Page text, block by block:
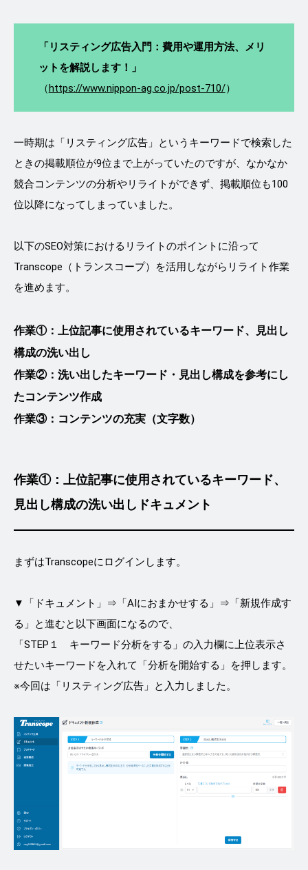
「リスティング広告入門：費用や運用方法、メリ
ットを解説します！」
（https://www.nippon-ag.co.jp/post-710/）
一時期は「リスティング広告」というキーワードで検索した
ときの掲載順位が9位まで上がっていたのですが、なかなか
競合コンテンツの分析やリライトができず、掲載順位も100
位以降になってしまっていました。
以下のSEO対策におけるリライトのポイントに沿って
Transcope（トランスコープ）を活用しながらリライト作業
を進めます。
作業①：上位記事に使用されているキーワード、見出し
構成の洗い出し
作業②：洗い出したキーワード・見出し構成を参考にし
たコンテンツ作成
作業③：コンテンツの充実（文字数）
作業①：上位記事に使用されているキーワード、
見出し構成の洗い出しドキュメント
まずはTranscopeにログインします。
▼「ドキュメント」⇒「AIにおまかせする」⇒「新規作成す
る」と進むと以下画面になるので、
「STEP１ キーワード分析をする」の入力欄に上位表示さ
せたいキーワードを入れて「分析を開始する」を押します。
※今回は「リスティング広告」と入力しました。